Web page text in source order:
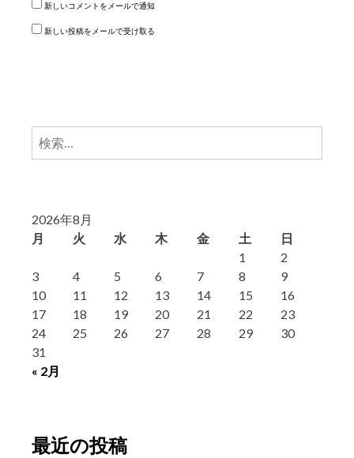
新しいコメントをメールで通知
新しい投稿をメールで受け取る
検
2026年8月
月
火 水 木 金 土 日
« 2月
1
2
3
4 5 6 7 8
9
10
11 12 13 14 15
16
17
18 19 20 21 22
23
24
25 26 27 28 29
30
31
最近の投稿